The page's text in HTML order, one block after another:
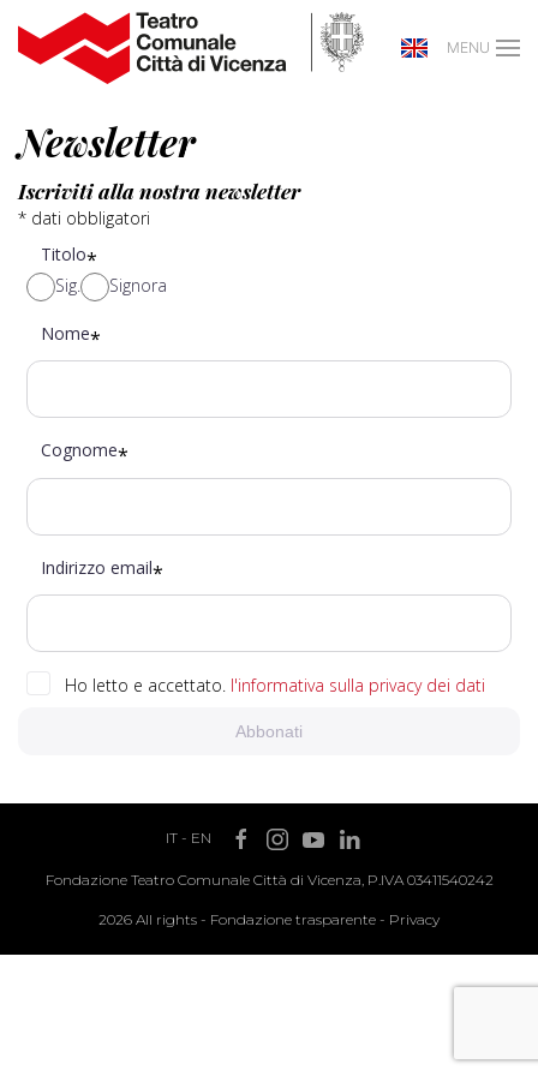
MENU
Newsletter
Iscriviti alla nostra newsletter
* dati obbligatori
Titolo*
Sig. Signora
Nome*
Cognome*
Indirizzo email*
Ho letto e accettato. l'informativa sulla privacy dei dati
Abbonati
IT- EN
Fondazione Teatro Comunale Città di Vicenza, P.IVA 03411540242
2026 All rights - Fondazione trasparente - Privacy